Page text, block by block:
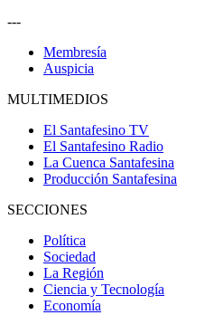
---
Membresía
Auspicia
MULTIMEDIOS
El Santafesino TV
El Santafesino Radio
La Cuenca Santafesina
Producción Santafesina
SECCIONES
Política
Sociedad
La Región
Ciencia y Tecnología
Economía